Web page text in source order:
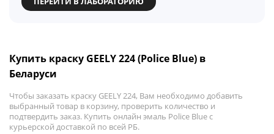
Купить краску GEELY 224 (Police Blue) в
Беларуси
Чтобы заказать краску GEELY 224, Вам необходимо добавить
выбранный товар в корзину, проверить количество и
подтвердить заказ. Купить онлайн эмаль Police Blue с
курьерской доставкой по всей РБ.